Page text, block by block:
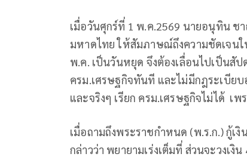
เมื่อวันศุกร์ที่ 1 พ.ค.2569 นายอนุทิน ช
มหาดไทย ให้สัมภาษณ์ถึงความชัดเจน
พ.ค. เป็นวันหยุด จึงต้องเลื่อนไปเป็นสั
ครม.เศรษฐกิจทันที และไม่มีกฎระเบียบ
และจริงๆ เรียก ครม.เศรษฐกิจไม่ได้ เ
เมื่อถามถึงพระราชกำหนด (พ.ร.ก.) กู้
กล่าวว่า พยายามเร่งเต็มที่ ส่วนจะวงเ